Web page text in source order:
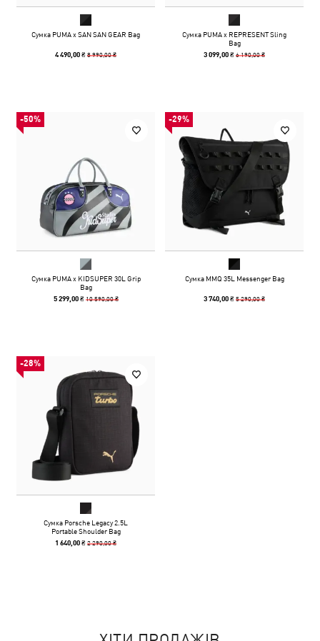
Сумка PUMA x SAN SAN GEAR Bag
4 490,00 ₴8 990,00 ₴
Сумка PUMA x REPRESENT Sling
Bag
3 099,00 ₴6 190,00 ₴
-50%
Сумка PUMA x KIDSUPER 30L Grip
Bag
5 299,00 ₴ 10 590,00 ₴
-29%
Сумка MMQ 35L Messenger Bag
3 740,00 ₴5 290,00 ₴
-28%
Сумка Porsche Legacy 2.5L
Portable Shoulder Bag
1 640,00 ₴2 290,00 ₴